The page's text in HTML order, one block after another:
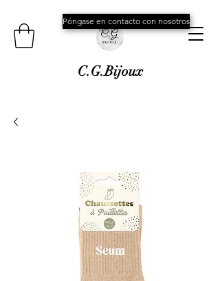
C.G.Bijoux
Póngase en contacto con nosotros